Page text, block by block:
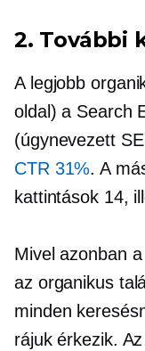
2. További
A legjobb
oldal) a Search
(úgynevezett
CTR 31%. A
kattintások 14,
Mivel azonban
az organikus
minden
rájuk érkezik.